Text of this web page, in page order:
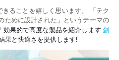
ることを嬉しく思います。 「テク
ために設計された」というテーマの
効果的で高度な製品を紹介します 創
果と快適さを提供します!